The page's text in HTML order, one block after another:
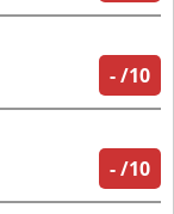
-/10
-/10